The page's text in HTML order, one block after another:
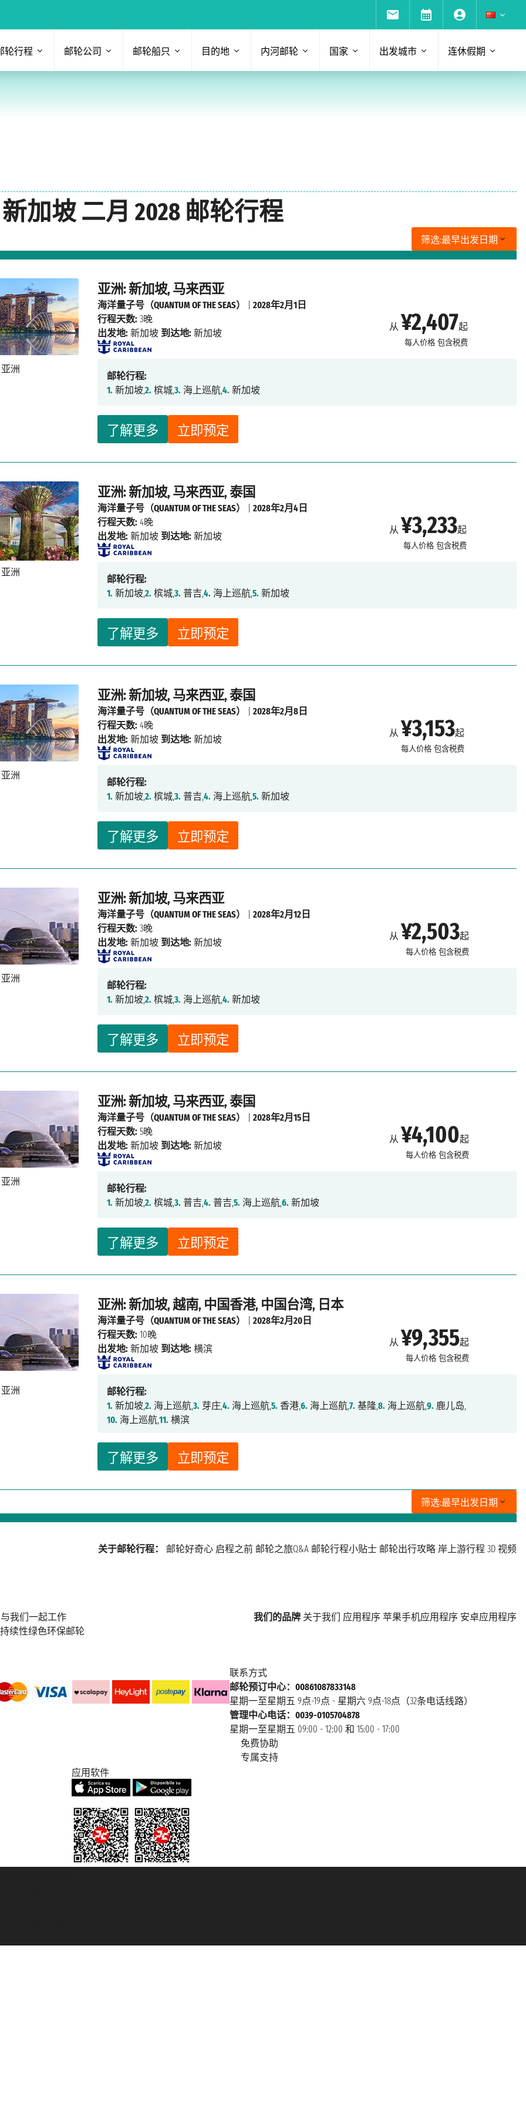
轮行程 邮轮公司 邮轮船只 目的地 内河邮轮 国家 出发城市 连休假期
加坡 二月 2028 邮轮行程
筛选:最早出发日期
亚洲: 新加坡, 马来西亚
从 ¥2,407起
每人价格 包含税费
了解更多 立即预定
海洋量子号（QUANTUM OF THE SEAS） |2028年2月1日
行程天数: 3晚
出发地: 新加坡 到达地: 新加坡
邮轮行程:
1. 新加坡,2. 槟城,3. 海上巡航,4. 新加坡
亚洲: 新加坡, 马来西亚, 泰国
从 ¥3,233起
每人价格 包含税费
了解更多 立即预定
海洋量子号（QUANTUM OF THE SEAS） |2028年2月4日
行程天数: 4晚
出发地: 新加坡 到达地: 新加坡
邮轮行程:
1. 新加坡,2. 槟城,3. 普吉,4. 海上巡航,5. 新加坡
亚洲: 新加坡, 马来西亚, 泰国
从 ¥3,153起
每人价格 包含税费
了解更多 立即预定
海洋量子号（QUANTUM OF THE SEAS） |2028年2月8日
行程天数: 4晚
出发地: 新加坡 到达地: 新加坡
邮轮行程:
1. 新加坡,2. 槟城,3. 普吉,4. 海上巡航,5. 新加坡
亚洲: 新加坡, 马来西亚
从 ¥2,503起
每人价格 包含税费
了解更多 立即预定
海洋量子号（QUANTUM OF THE SEAS） |2028年2月12日
行程天数: 3晚
出发地: 新加坡 到达地: 新加坡
邮轮行程:
1. 新加坡,2. 槟城,3. 海上巡航,4. 新加坡
亚洲: 新加坡, 马来西亚, 泰国
从 ¥4,100起
每人价格 包含税费
了解更多 立即预定
海洋量子号（QUANTUM OF THE SEAS） |2028年2月15日
行程天数: 5晚
出发地: 新加坡 到达地: 新加坡
邮轮行程:
1. 新加坡,2. 槟城,3. 普吉,4. 普吉,5. 海上巡航,6. 新加坡
亚洲: 新加坡, 越南, 中国香港, 中国台湾, 日本
从 ¥9,355起
每人价格 包含税费
了解更多 立即预定
海洋量子号（QUANTUM OF THE SEAS） |2028年2月20日
行程天数: 10晚
出发地: 新加坡 到达地: 横滨
邮轮行程:
1. 新加坡,2. 海上巡航,3. 芽庄,4. 海上巡航,5. 香港,6. 海上巡航,7. 基隆,8. 海上巡航,9. 鹿儿岛,
10. 海上巡航,11. 横滨
筛选:最早出发日期
关于邮轮行程： 邮轮好奇心 启程之前 邮轮之旅Q&A 邮轮行程小贴士 邮轮出行攻略 岸上游行程 3D 视频
与我们一起工作 我们的品牌 关于我们 应用程序 苹果手机应用程序 安卓应用程序
续性绿色环保邮轮
联系方式
邮轮预订中心：00861087833148
星期一至星期五 9点-19点 - 星期六 9点-18点（32条电话线路）
管理中心电话：0039-0105704878
星期一至星期五 09:00 - 12:00 和 15:00 - 17:00
免费协助
专属支持
应用软件